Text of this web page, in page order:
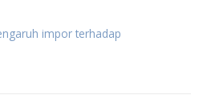
impor terhadap